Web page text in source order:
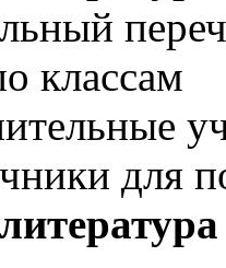
классам
для